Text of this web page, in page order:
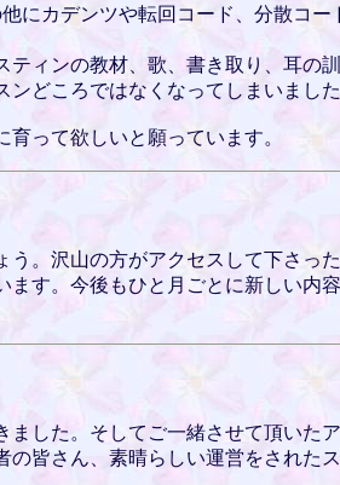
にカデンツや転回コード、分散コ
ィンの教材、歌、書き取り、耳の
どころではなくなってしまいました
って欲しいと願っています。
。沢山の方がアクセスして下さっ
す。今後もひと月ごとに新しい内
した。そしてご一緒させて頂いた
皆さん、素晴らしい運営をされた